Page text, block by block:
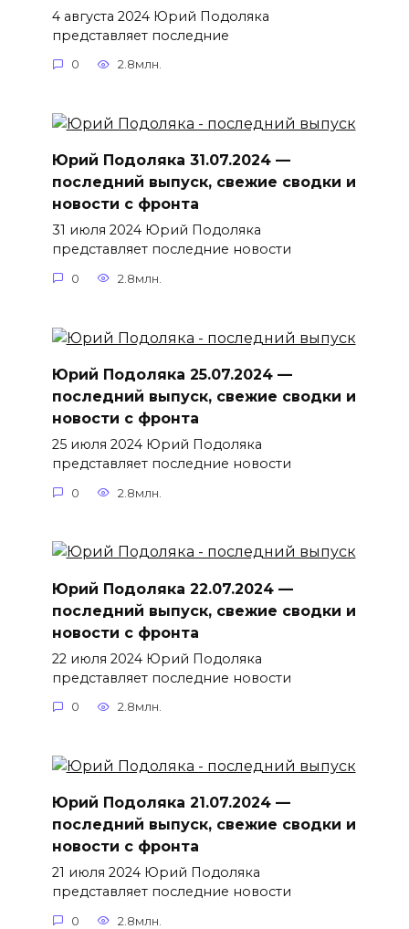
4 августа 2024 Юрий Подоляка
представляет последние
0 2.8млн.
Юрий Подоляка 31.07.2024 —
последний выпуск, свежие сводки и
новости с фронта
31 июля 2024 Юрий Подоляка
представляет последние новости
0 2.8млн.
Юрий Подоляка 25.07.2024 —
последний выпуск, свежие сводки и
новости с фронта
25 июля 2024 Юрий Подоляка
представляет последние новости
0 2.8млн.
Юрий Подоляка 22.07.2024 —
последний выпуск, свежие сводки и
новости с фронта
22 июля 2024 Юрий Подоляка
представляет последние новости
0 2.8млн.
Юрий Подоляка 21.07.2024 —
последний выпуск, свежие сводки и
новости с фронта
21 июля 2024 Юрий Подоляка
представляет последние новости
0 2.8млн.